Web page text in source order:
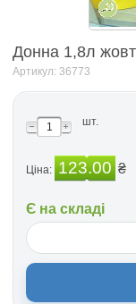
Донна 1,8л
Артикул: 36773
шт.
Ціна: 123.00 ₴
Є на складі